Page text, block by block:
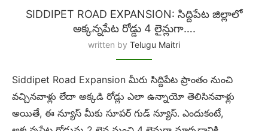
SIDDIPET ROAD EXPANSION: సిద్దిపేట జిల్లాలో
అక్కన్నపేట రోడ్డు 4 లైన్లుగా….
written by Telugu Maitri
Siddipet Road Expansion మీరు సిద్దిపేట ప్రాంతం నుంచి
వచ్చినవాళ్లు లేదా అక్కడి రోడ్లు ఎలా ఉన్నాయో తెలిసినవాళ్లు
అయితే, ఈ న్యూస్ మీకు సూపర్ గుడ్ న్యూస్. ఎందుకంటే,